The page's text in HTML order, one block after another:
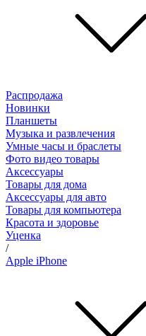
Распродажа
Новинки
Планшеты
Музыка и развлечения
Умные часы и браслеты
Фото видео товары
Аксессуары
Товары для дома
Аксессуары для авто
Товары для компьютера
Красота и здоровье
Уценка
/
Apple iPhone